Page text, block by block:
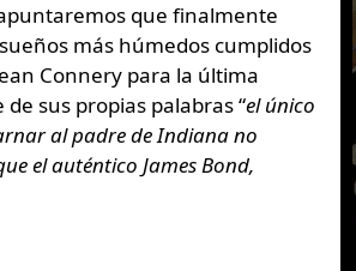
que finalmente
más húmedos cumplidos
Connery para la última
sus propias palabras “el único
al padre de Indiana no
el auténtico James Bond,